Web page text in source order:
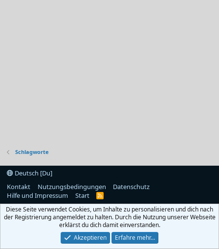
Schlagworte
Deutsch [Du]
Kontakt
Nutzungsbedingungen
Datenschutz
Hilfe und Impressum
Start
R
S
Diese Seite verwendet Cookies, um Inhalte zu personalisieren und dich nach
der Registrierung angemeldet zu halten. Durch die Nutzung unserer Webseite
erklärst du dich damit einverstanden.
Akzeptieren
Erfahre mehr…